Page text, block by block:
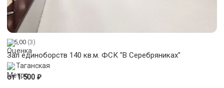
5,00 (3)
Зал единоборств 140 кв.м. ФСК "В Серебряниках"
Таганская
от 1 500 ₽